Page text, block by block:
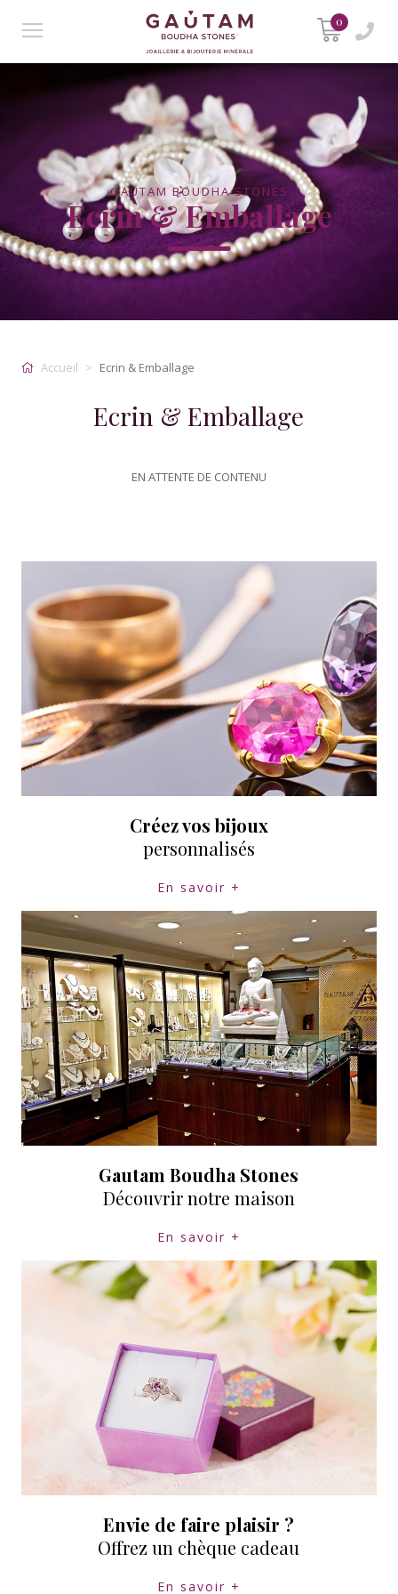
0
GAUTAM BOUDHA STONES
Ecrin & Emballage
Accueil Ecrin & Emballage
Ecrin & Emballage
EN ATTENTE DE CONTENU
Créez vos bijoux
personnalisés
En savoir +
Gautam Boudha Stones
Découvrir notre maison
En savoir +
Envie de faire plaisir ?
Offrez un chèque cadeau
En savoir +